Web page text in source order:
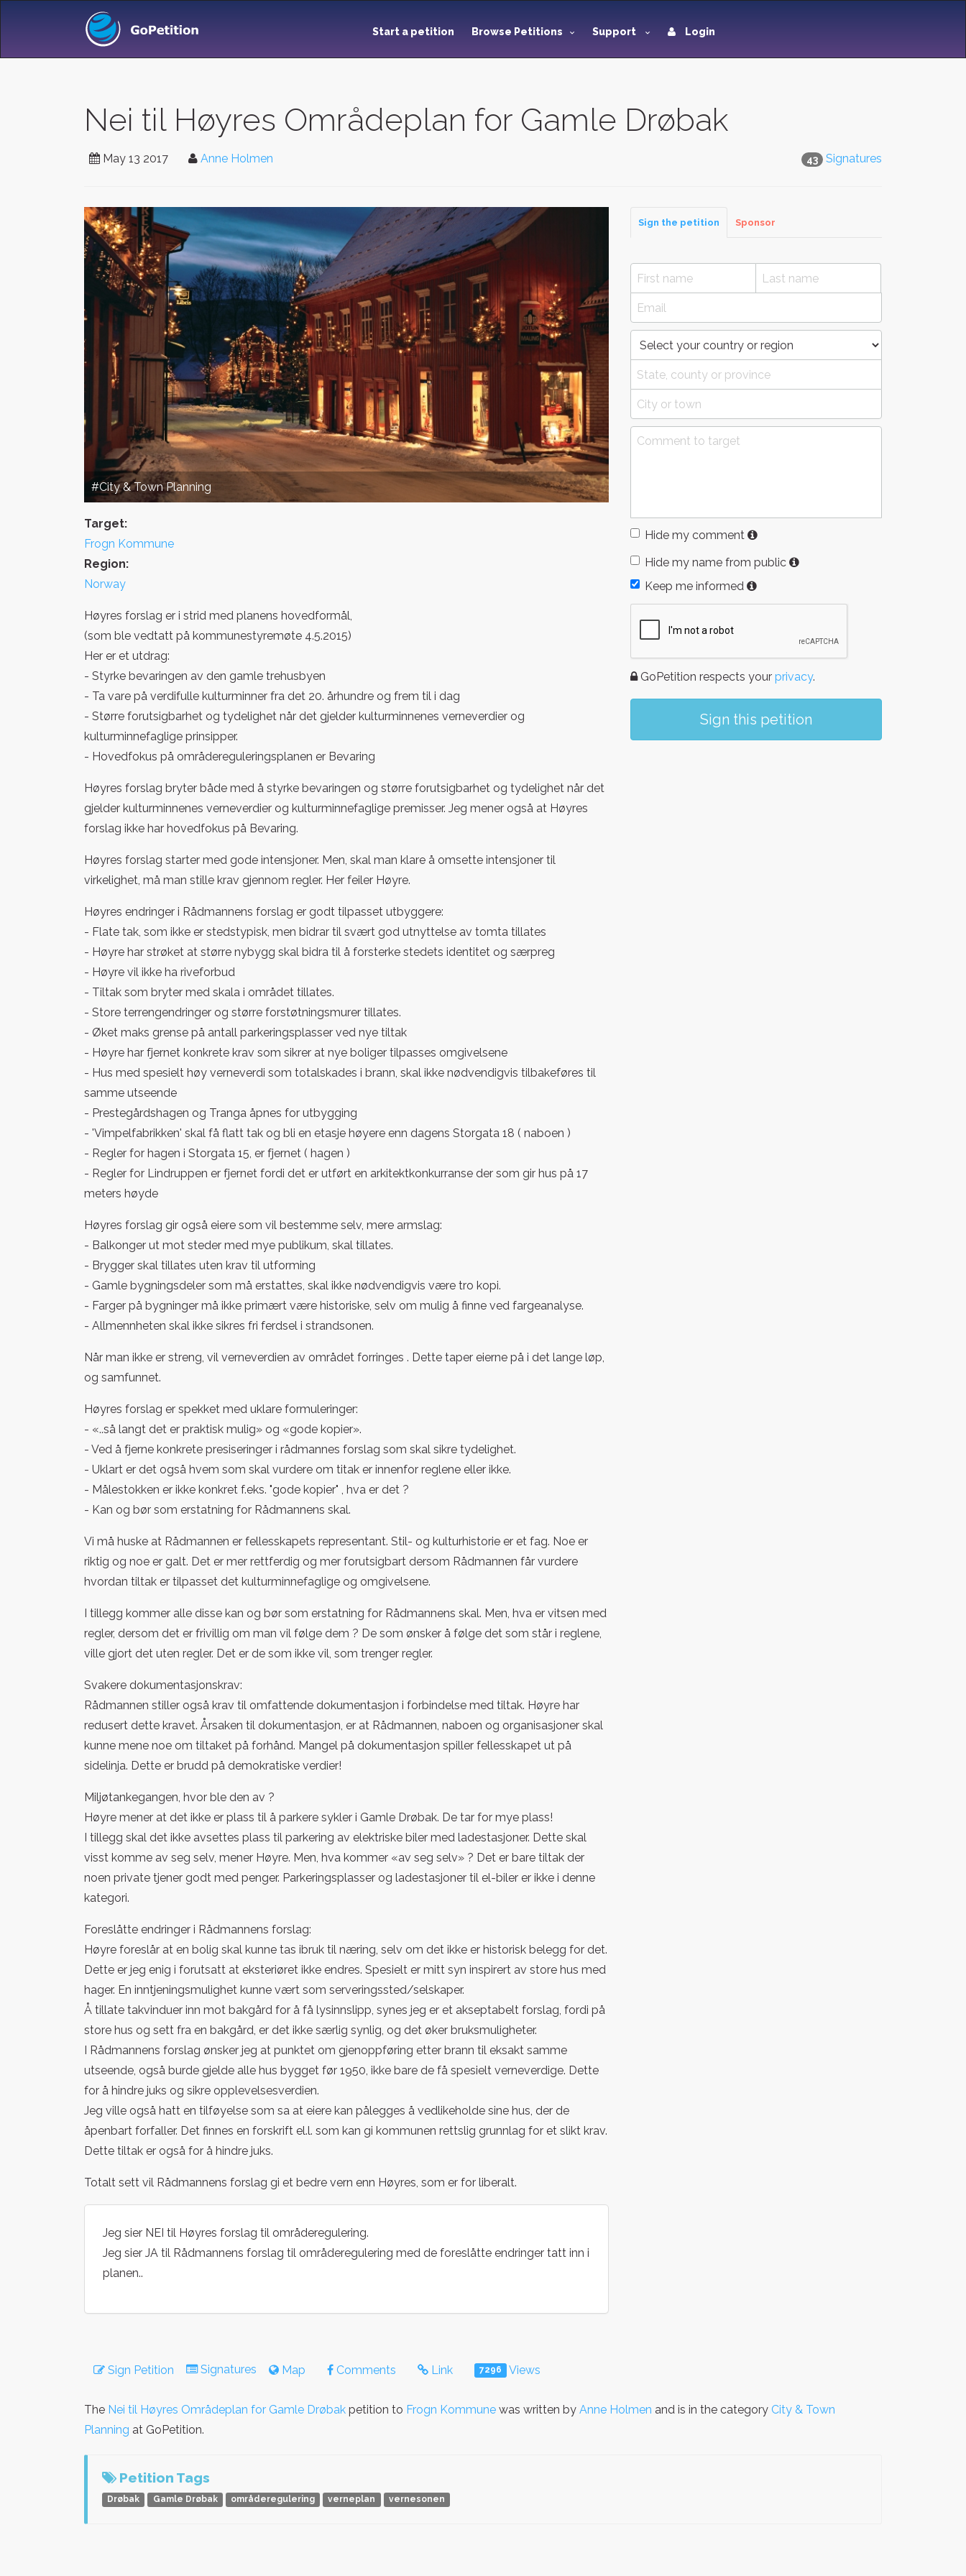
Start a petition Browse Petitions Support Login
Nei til Høyres Områdeplan for Gamle Drøbak
43 Signatures
May 13 2017 Anne Holmen
#City & Town Planning
Target:
Frogn Kommune
Region:
Norway
Høyres forslag er i strid med planens hovedformål,
(som ble vedtatt på kommunestyremøte 4.5.2015)
Her er et utdrag:
- Styrke bevaringen av den gamle trehusbyen
- Ta vare på verdifulle kulturminner fra det 20. århundre og frem til i dag
- Større forutsigbarhet og tydelighet når det gjelder kulturminnenes verneverdier og
kulturminnefaglige prinsipper.
- Hovedfokus på områdereguleringsplanen er Bevaring
Høyres forslag bryter både med å styrke bevaringen og større forutsigbarhet og tydelighet når det
gjelder kulturminnenes verneverdier og kulturminnefaglige premisser. Jeg mener også at Høyres
forslag ikke har hovedfokus på Bevaring.
Høyres forslag starter med gode intensjoner. Men, skal man klare å omsette intensjoner til
virkelighet, må man stille krav gjennom regler. Her feiler Høyre.
Høyres endringer i Rådmannens forslag er godt tilpasset utbyggere:
- Flate tak, som ikke er stedstypisk, men bidrar til svært god utnyttelse av tomta tillates
- Høyre har strøket at større nybygg skal bidra til å forsterke stedets identitet og særpreg
- Høyre vil ikke ha riveforbud
- Tiltak som bryter med skala i området tillates.
- Store terrengendringer og større forstøtningsmurer tillates.
- Øket maks grense på antall parkeringsplasser ved nye tiltak
- Høyre har fjernet konkrete krav som sikrer at nye boliger tilpasses omgivelsene
- Hus med spesielt høy verneverdi som totalskades i brann, skal ikke nødvendigvis tilbakeføres til
samme utseende
- Prestegårdshagen og Tranga åpnes for utbygging
- 'Vimpelfabrikken' skal få flatt tak og bli en etasje høyere enn dagens Storgata 18 ( naboen )
- Regler for hagen i Storgata 15, er fjernet ( hagen )
- Regler for Lindruppen er fjernet fordi det er utført en arkitektkonkurranse der som gir hus på 17
meters høyde
Høyres forslag gir også eiere som vil bestemme selv, mere armslag:
- Balkonger ut mot steder med mye publikum, skal tillates.
- Brygger skal tillates uten krav til utforming
- Gamle bygningsdeler som må erstattes, skal ikke nødvendigvis være tro kopi.
- Farger på bygninger må ikke primært være historiske, selv om mulig å finne ved fargeanalyse.
- Allmennheten skal ikke sikres fri ferdsel i strandsonen.
Når man ikke er streng, vil verneverdien av området forringes . Dette taper eierne på i det lange løp,
og samfunnet.
Høyres forslag er spekket med uklare formuleringer:
- «..så langt det er praktisk mulig» og «gode kopier».
- Ved å fjerne konkrete presiseringer i rådmannes forslag som skal sikre tydelighet.
- Uklart er det også hvem som skal vurdere om titak er innenfor reglene eller ikke.
- Målestokken er ikke konkret f.eks. "gode kopier" , hva er det ?
- Kan og bør som erstatning for Rådmannens skal.
Vi må huske at Rådmannen er fellesskapets representant. Stil- og kulturhistorie er et fag. Noe er
riktig og noe er galt. Det er mer rettferdig og mer forutsigbart dersom Rådmannen får vurdere
hvordan tiltak er tilpasset det kulturminnefaglige og omgivelsene.
I tillegg kommer alle disse kan og bør som erstatning for Rådmannens skal. Men, hva er vitsen med
regler, dersom det er frivillig om man vil følge dem ? De som ønsker å følge det som står i reglene,
ville gjort det uten regler. Det er de som ikke vil, som trenger regler.
Svakere dokumentasjonskrav:
Rådmannen stiller også krav til omfattende dokumentasjon i forbindelse med tiltak. Høyre har
redusert dette kravet. Årsaken til dokumentasjon, er at Rådmannen, naboen og organisasjoner skal
kunne mene noe om tiltaket på forhånd. Mangel på dokumentasjon spiller fellesskapet ut på
sidelinja. Dette er brudd på demokratiske verdier!
Miljøtankegangen, hvor ble den av ?
Høyre mener at det ikke er plass til å parkere sykler i Gamle Drøbak. De tar for mye plass!
I tillegg skal det ikke avsettes plass til parkering av elektriske biler med ladestasjoner. Dette skal
visst komme av seg selv, mener Høyre. Men, hva kommer «av seg selv» ? Det er bare tiltak der
noen private tjener godt med penger. Parkeringsplasser og ladestasjoner til el-biler er ikke i denne
kategori.
Foreslåtte endringer i Rådmannens forslag:
Høyre foreslår at en bolig skal kunne tas ibruk til næring, selv om det ikke er historisk belegg for det.
Dette er jeg enig i forutsatt at eksteriøret ikke endres. Spesielt er mitt syn inspirert av store hus med
hager. En inntjeningsmulighet kunne vært som serveringssted/selskaper.
Å tillate takvinduer inn mot bakgård for å få lysinnslipp, synes jeg er et akseptabelt forslag, fordi på
store hus og sett fra en bakgård, er det ikke særlig synlig, og det øker bruksmuligheter.
I Rådmannens forslag ønsker jeg at punktet om gjenoppføring etter brann til eksakt samme
utseende, også burde gjelde alle hus bygget før 1950, ikke bare de få spesielt verneverdige. Dette
for å hindre juks og sikre opplevelsesverdien.
Jeg ville også hatt en tilføyelse som sa at eiere kan pålegges å vedlikeholde sine hus, der de
åpenbart forfaller. Det finnes en forskrift el.l. som kan gi kommunen rettslig grunnlag for et slikt krav.
Dette tiltak er også for å hindre juks.
Totalt sett vil Rådmannens forslag gi et bedre vern enn Høyres, som er for liberalt.
Jeg sier NEI til Høyres forslag til områderegulering.
Jeg sier JA til Rådmannens forslag til områderegulering med de foreslåtte endringer tatt inn i
planen..
Sign the petition Sponsor
Hide my comment
Hide my name from public
Keep me informed
GoPetition respects your privacy.
Sign this petition
Sign Petition Signatures Map Comments Link 7296 Views
The Nei til Høyres Områdeplan for Gamle Drøbak petition to Frogn Kommune was written by Anne Holmen and is in the category City & Town
Planning at GoPetition.
Petition Tags
Drøbak Gamle Drøbak områderegulering verneplan vernesonen